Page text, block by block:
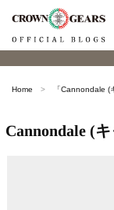
Home 「Cannondale (
Cannondale (